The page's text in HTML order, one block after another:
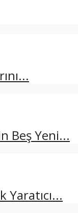
Beş Yeni...
Yaratıcı...